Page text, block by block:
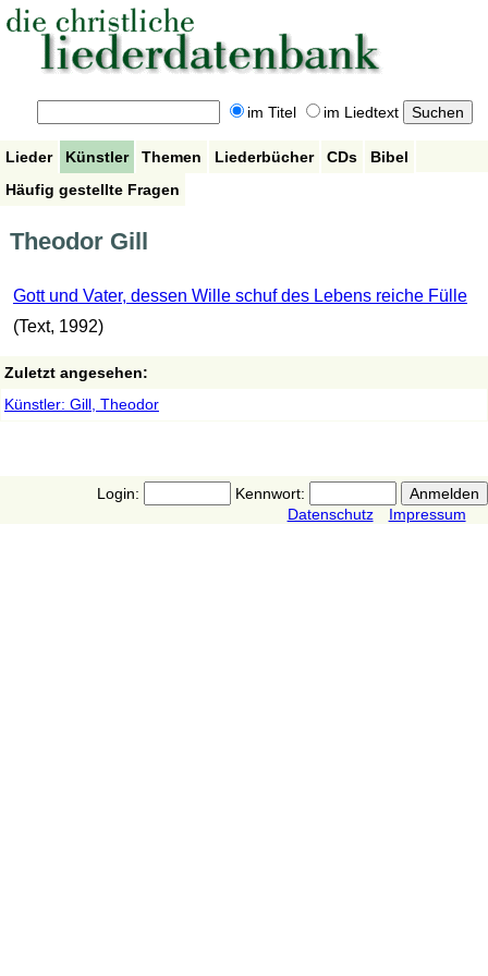
im Titel im Liedtext
Lieder Künstler Themen Liederbücher CDs
Bibel
Häufig gestellte Fragen
Theodor Gill
Gott und Vater, dessen Wille schuf des Lebens reiche Fülle
(Text, 1992)
Zuletzt angesehen:
Künstler: Gill, Theodor
Login:
Kennwort:
Datenschutz
Impressum